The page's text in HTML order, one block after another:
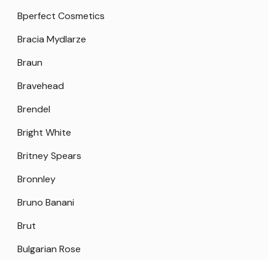
Bperfect Cosmetics
Bracia Mydlarze
Braun
Bravehead
Brendel
Bright White
Britney Spears
Bronnley
Bruno Banani
Brut
Bulgarian Rose